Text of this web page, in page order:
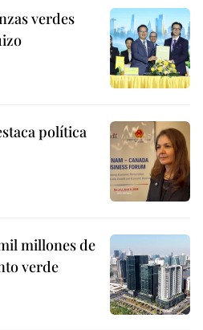
verdes
política
millones de
verde